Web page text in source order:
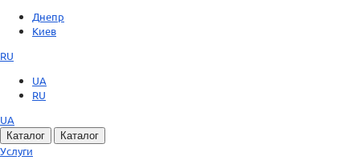
Днепр
Киев
RU
UA
RU
UA
Каталог Каталог
Услуги